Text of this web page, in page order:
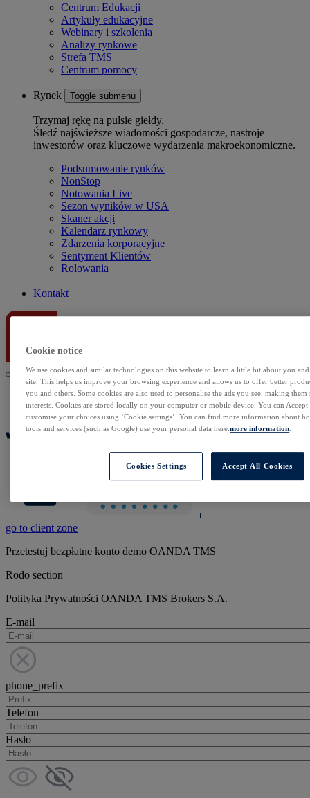
Centrum Edukacji
Artykuły edukacyjne
Webinary i szkolenia
Analizy rynkowe
Strefa TMS
Centrum pomocy
Rynek Toggle submenu
Trzymaj rękę na pulsie giełdy.
Śledź najświeższe wiadomości gospodarcze, nastroje
inwestorów oraz kluczowe wydarzenia makroekonomiczne.
Podsumowanie rynków
NonStop
Notowania Live
Sezon wyników w USA
Skaner akcji
Kalendarz rynkowy
Zdarzenia korporacyjne
Sentyment Klientów
Rolowania
Kontakt
go to client zone
Przetestuj bezpłatne konto demo OANDA TMS
Rodo section
Polityka Prywatności OANDA TMS Brokers S.A.
E-mail
phone_prefix
Telefon
Hasło
Cookie notice
We use cookies and similar technologies on this website to learn a little bit about you
site. This helps us improve your browsing experience and allows us to offer better
you and others. Some cookies are also used to personalise the ads you see, making
interests. Cookies are stored locally on your computer or mobile device. You can
customise your choices using ‘Cookie settings’. You can find more information about
tools and services (such as Google) use your personal data here:more information
Cookies Settings Accept All Cookies